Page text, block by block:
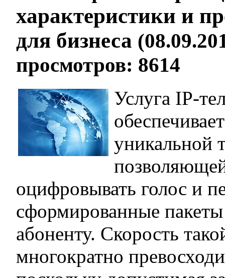
характеристики и
для бизнеса
просмотров: 8614
Услуга IP-
уникальной
оцифровывать голос и
сформированные
абоненту. Скорость
многократно